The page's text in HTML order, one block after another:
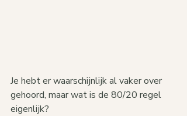
Je hebt er waarschijnlijk al vaker over
gehoord, maar wat is de 80/20 regel
eigenlijk?